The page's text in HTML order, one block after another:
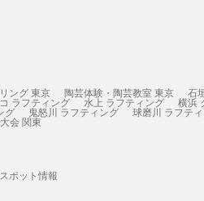
ング 東京 陶芸体験・陶芸教室 東京 石
ラフティング 水上 ラフティング 横浜
グ 鬼怒川 ラフティング 球磨川 ラフテ
会 関東
ポット情報